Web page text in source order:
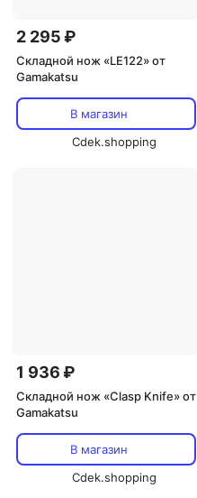
2 295 ₽
Складной нож «LE122» от
Gamakatsu
В магазин
Cdek.shopping
1 936 ₽
Складной нож «Clasp Knife» от
Gamakatsu
В магазин
Cdek.shopping